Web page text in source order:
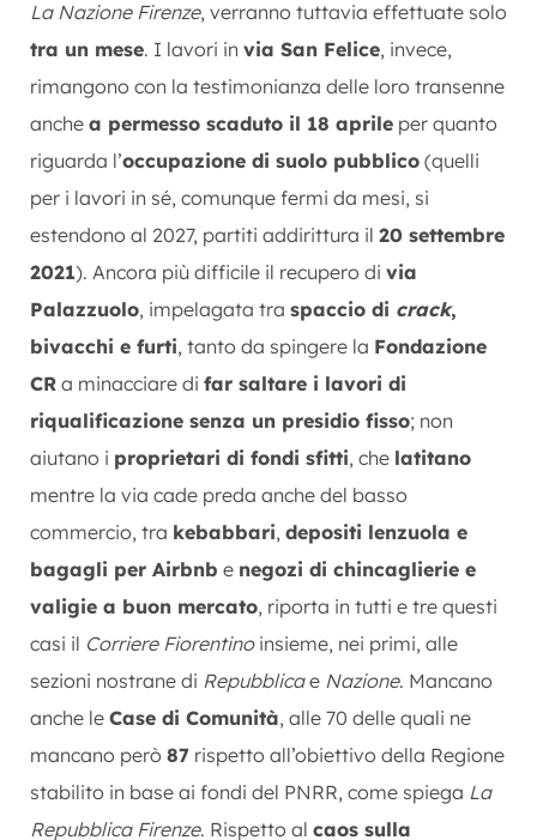
La Nazione Firenze, verranno tuttavia effettuate solo
tra un mese. I lavori in via San Felice, invece,
rimangono con la testimonianza delle loro transenne
anche a permesso scaduto il 18 aprile per quanto
riguarda l’occupazione di suolo pubblico (quelli
per i lavori in sé, comunque fermi da mesi, si
estendono al 2027, partiti addirittura il 20 settembre
2021). Ancora più difficile il recupero di via
Palazzuolo, impelagata tra spaccio di crack,
bivacchi e furti, tanto da spingere la Fondazione
CR a minacciare di far saltare i lavori di
riqualificazione senza un presidio fisso; non
aiutano i proprietari di fondi sfitti, che latitano
mentre la via cade preda anche del basso
commercio, tra kebabbari, depositi lenzuola e
bagagli per Airbnb e negozi di chincaglierie e
valigie a buon mercato, riporta in tutti e tre questi
casi il Corriere Fiorentinoinsieme, nei primi, alle
sezioni nostrane di Repubblicae Nazione. Mancano
anche le Case di Comunità, alle 70 delle quali ne
mancano però 87 rispetto all’obiettivo della Regione
stabilito in base ai fondi del PNRR, come spiega La
Repubblica Firenze. Rispetto al caos sulla